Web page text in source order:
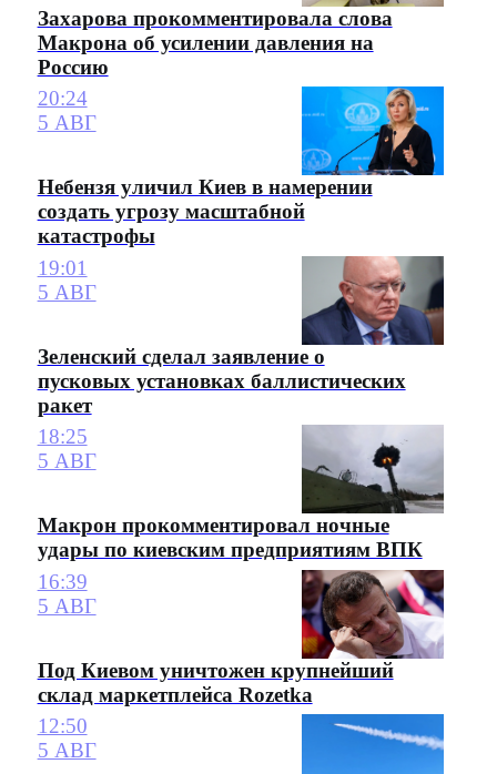
Захарова прокомментировала слова
Макрона об усилении давления на
Россию
20:24
5 АВГ
Небензя уличил Киев в намерении
создать угрозу масштабной
катастрофы
19:01
5 АВГ
Зеленский сделал заявление о
пусковых установках баллистических
ракет
18:25
5 АВГ
Макрон прокомментировал ночные
удары по киевским предприятиям ВПК
16:39
5 АВГ
Под Киевом уничтожен крупнейший
склад маркетплейса Rozetka
12:50
5 АВГ